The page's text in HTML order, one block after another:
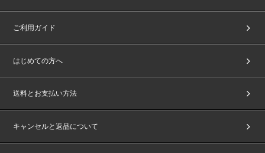
ご利用ガイド
はじめての方へ
送料とお支払い方法
キャンセルと返品について